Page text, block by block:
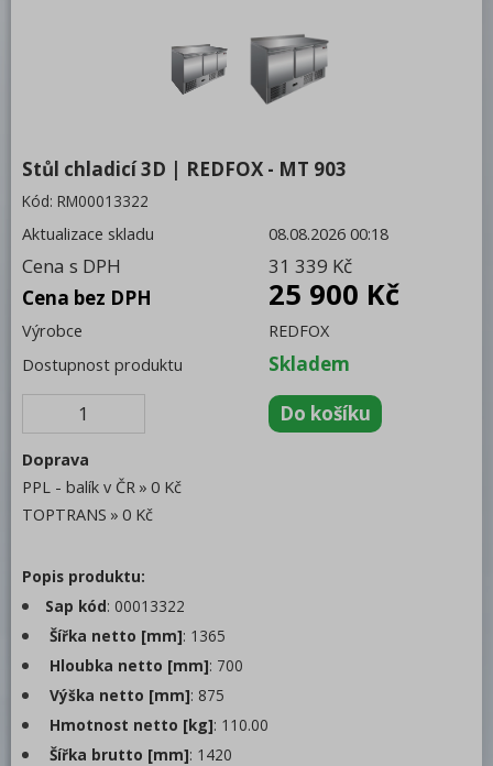
REDFOX 900
Nerezový program
Stolní zařízení
Příprava masa a zeleniny
Pizza program
Konvektomaty
Trouby pro rychlou přípravu
Šokery
Chladicí stoly
Saladety
Chladicí stoly
Mrazicí stoly
Příslušenství
Saladety a chladicí stoly
Vitríny chladicí
Chladicí a mrazicí skříně
Stůl chladicí 3D | REDFOX - MT 903
Kód: RM00013322
Aktualizace skladu
08.08.2026 00:18
Cena s DPH
31 339 Kč
Cena bez DPH
25 900 Kč
Výrobce
REDFOX
Dostupnost produktu
Skladem
Doprava
PPL - balík v ČR
0 Kč
TOPTRANS
0 Kč
Popis produktu:
Sap kód: 00013322
Šířka netto [mm]: 1365
Hloubka netto [mm]: 700
Výška netto [mm]: 875
Hmotnost netto [kg]: 110.00
Šířka brutto [mm]: 1420